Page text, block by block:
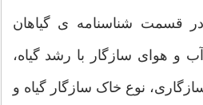
قسمت شناسنامه ی گیاهان
آب و هوای سازگار با رشد گیاه،
نوع خاک سازگار گیاه و